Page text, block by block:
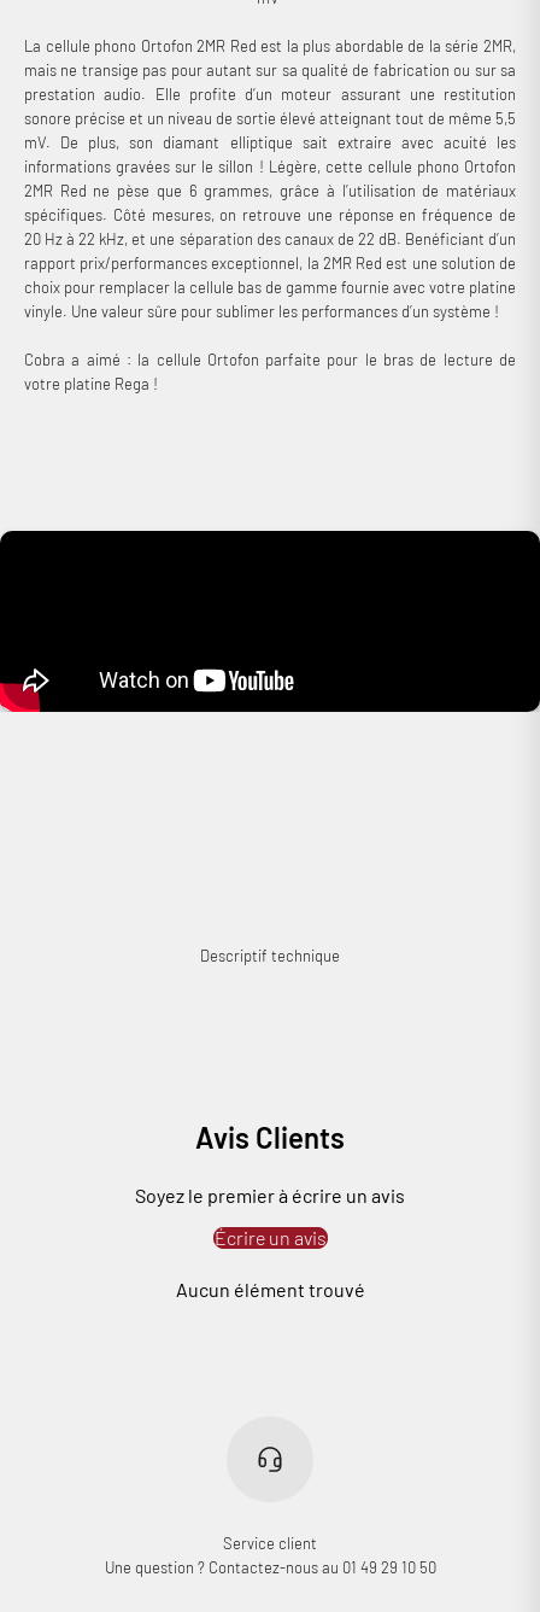
La cellule phono Ortofon 2MR Red est la plus abordable de la série 2MR,
mais ne transige pas pour autant sur sa qualité de fabrication ou sur sa
prestation audio. Elle profite d’un moteur assurant une restitution
sonore précise et un niveau de sortie élevé atteignant tout de même 5,5
mV. De plus, son diamant elliptique sait extraire avec acuité les
informations gravées sur le sillon ! Légère, cette cellule phono Ortofon
2MR Red ne pèse que 6 grammes, grâce à l’utilisation de matériaux
spécifiques. Côté mesures, on retrouve une réponse en fréquence de
20 Hz à 22 kHz, et une séparation des canaux de 22 dB. Benéficiant d’un
rapport prix/performances exceptionnel, la 2MR Red est une solution de
choix pour remplacer la cellule bas de gamme fournie avec votre platine
vinyle. Une valeur sûre pour sublimer les performances d’un système !
Cobra a aimé : la cellule Ortofon parfaite pour le bras de lecture de
votre platine Rega !
Descriptif technique
Avis Clients
Soyez le premier à écrire un avis
Écrire un avis
Aucun élément trouvé
Service client
Une question ? Contactez-nous au 01 49 29 10 50